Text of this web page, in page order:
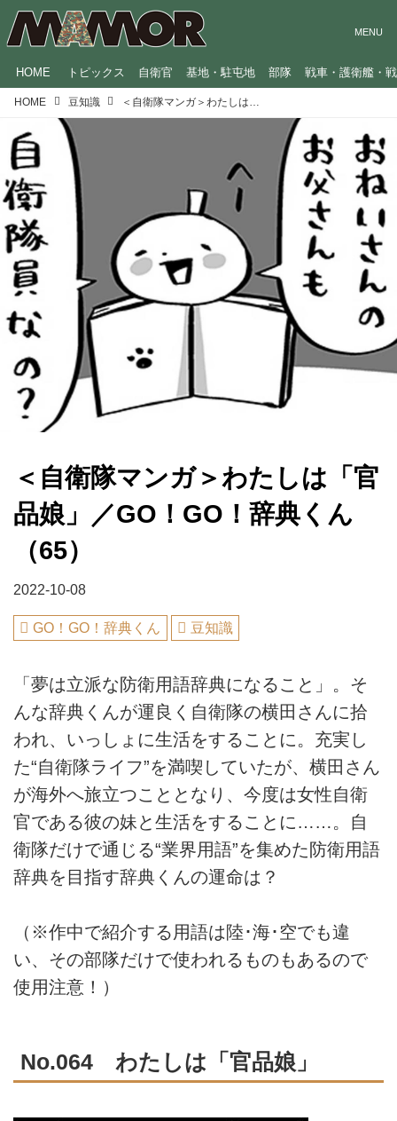
HOME トピックス 自衛官 基地・駐屯地 部隊 戦車・護衛艦・
HOME 豆知識
＜自衛隊マンガ＞わたしは「官
品娘」／GO！GO！辞典くん
（65）
2022-10-08
GO！GO！辞典くん 豆知識
「夢は立派な防衛用語辞典になること」。そ
んな辞典くんが運良く自衛隊の横田さんに拾
われ、いっしょに生活をすることに。充実し
た“自衛隊ライフ”を満喫していたが、横田さん
が海外へ旅立つこととなり、今度は女性自衛
官である彼の妹と生活をすることに……。自
衛隊だけで通じる“業界用語”を集めた防衛用語
辞典を目指す辞典くんの運命は？
（※作中で紹介する用語は陸･海･空でも違
い、その部隊だけで使われるものもあるので
使用注意！）
No.064 わたしは「官品娘」